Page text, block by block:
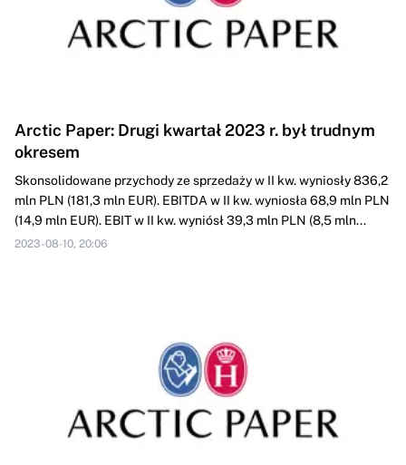
Arctic Paper: Drugi kwartał 2023 r. był trudnym
okresem
Skonsolidowane przychody ze sprzedaży w II kw. wyniosły 836,2
mln PLN (181,3 mln EUR). EBITDA w II kw. wyniosła 68,9 mln PLN
(14,9 mln EUR). EBIT w II kw. wyniósł 39,3 mln PLN (8,5 mln...
2023-08-10, 20:06